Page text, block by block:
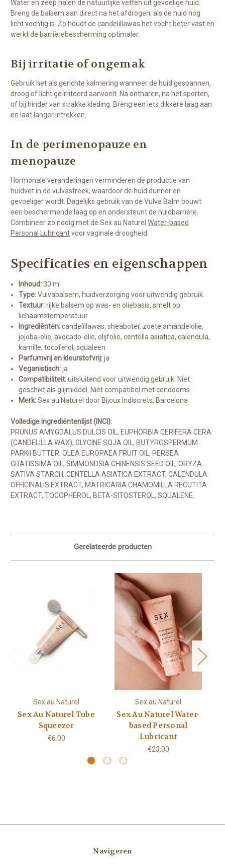
Water en zeep halen de natuurlijke vetten uit gevoelige huid.
Breng de balsem aan direct na het afdrogen, als de huid nog
licht vochtig is. Zo houdt de candelillawas het vocht beter vast en
werkt de barrièrebescherming optimaler.
Bij irritatie of ongemak
Gebruik het als gerichte kalmering wanneer de huid gespannen,
droog of licht geïrriteerd aanvoelt. Na ontharen, na het sporten,
of bij hinder van strakke kleding. Breng een iets dikkere laag aan
en laat langer intrekken.
In de perimenopauze en
menopauze
Hormonale veranderingen verminderen de productie van
huidvet in de vulvastreek, waardoor de huid dunner en
gevoeliger wordt. Dagelijks gebruik van de Vulva Balm bouwt
een beschermende laag op en ondersteunt de huidbarrière.
Combineer zo nodig met de Sex au Naturel Water-based
Personal Lubricantvoor vaginale droogheid.
Specificaties en eigenschappen
Inhoud:30 ml
Type:Vulvabalsem, huidverzorging voor uitwendig gebruik
Textuur:rijke balsem op was- en oliebasis, smelt op
lichaamstemperatuur
Ingrediënten:candelillawas, sheaboter, zoete amandelolie,
jojoba-olie, avocado-olie, olijfolie, centella asiatica, calendula,
kamille, tocoferol, squaleen
Parfumvrij en kleurstofvrij:ja
Veganistisch:ja
Compatibiliteit:uitsluitend voor uitwendig gebruik. Niet
geschikt als glijmiddel. Niet compatibel met condooms.
Merk:Sex au Naturel door Bijoux Indiscrets, Barcelona
Volledige ingrediëntenlijst (INCI):
PRUNUS AMYGDALUS DULCIS OIL, EUPHORBIA CERIFERA CERA
(CANDELILLA WAX), GLYCINE SOJA OIL, BUTYROSPERMUM
PARKII BUTTER, OLEA EUROPAEA FRUIT OIL, PERSEA
GRATISSIMA OIL, SIMMONDSIA CHINENSIS SEED OIL, ORYZA
SATIVA STARCH, CENTELLA ASIATICA EXTRACT, CALENDULA
OFFICINALIS EXTRACT, MATRICARIA CHAMOMILLA RECUTITA
EXTRACT, TOCOPHEROL, BETA-SITOSTEROL, SQUALENE.
Gerelateerde producten
Sex au Naturel
Sex Au Naturel Tube
Squeezer
€6.00
Sex au Naturel
Sex Au Naturel Water-
based Personal
Lubricant
€23.00
Navigeren